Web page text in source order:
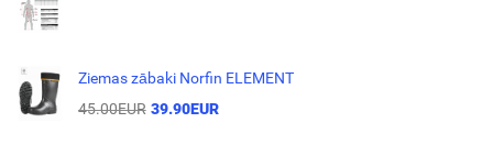
Ziemas zābaki Norfin ELEMENT
45.00EUR 39.90EUR